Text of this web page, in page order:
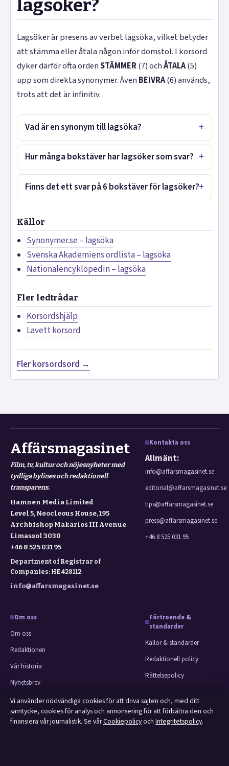
lagsöker?
Lagsöker är presens av verbet lagsöka, vilket betyder
att stämma eller åtala någon inför domstol. I korsord
dyker därför ofta ordenSTÄMMER(7) ochÅTALA(5)
upp som direkta synonymer. ÄvenBEIVRA(6) används,
trots att det är infinitiv.
Vad är en synonym till lagsöka?
Hur många bokstäver har lagsöker som svar?
Finns det ett svar på 6 bokstäver för lagsöker?
Källor
Synonymer.se – lagsöka
Svenska Akademiens ordlista – lagsöka
Nationalencyklopedin – lagsöka
Fler ledtrådar
Korsordshjälp
Lavett korsord
Fler korsordsord →
Affärsmagasinet
Film, tv, kultur och nöjesnyheter med
tydliga bylines och redaktionell
transparens.
Hamnen Media Limited
Level 5, Neocleous House, 195
Archbishop Makarios III Avenue
Limassol 3030
+46 8 525 031 95
Department of Registrar of
Companies: HE 428112
info@affarsmagasinet.se
Kontakta oss
Allmänt:
info@affarsmagasinet.se
editorial@affarsmagasinet.se
tips@affarsmagasinet.se
press@affarsmagasinet.se
+46 8 525 031 95
Om oss
Om oss
Redaktionen
Vår historia
Nyhetsbrev
Tipsa oss
Kontakt
Förtroende &
standarder
Källor & standarder
Redaktionell policy
Rättelsepolicy
Ägande & finansiering
Integritetspolicy
Vi använder nödvändiga cookies för att driva sajten och, med ditt
samtycke, cookies för analys och annonsering för att förbättra den och
finansiera vår journalistik. Se vårCookiepolicyoch Integritetspolicy.